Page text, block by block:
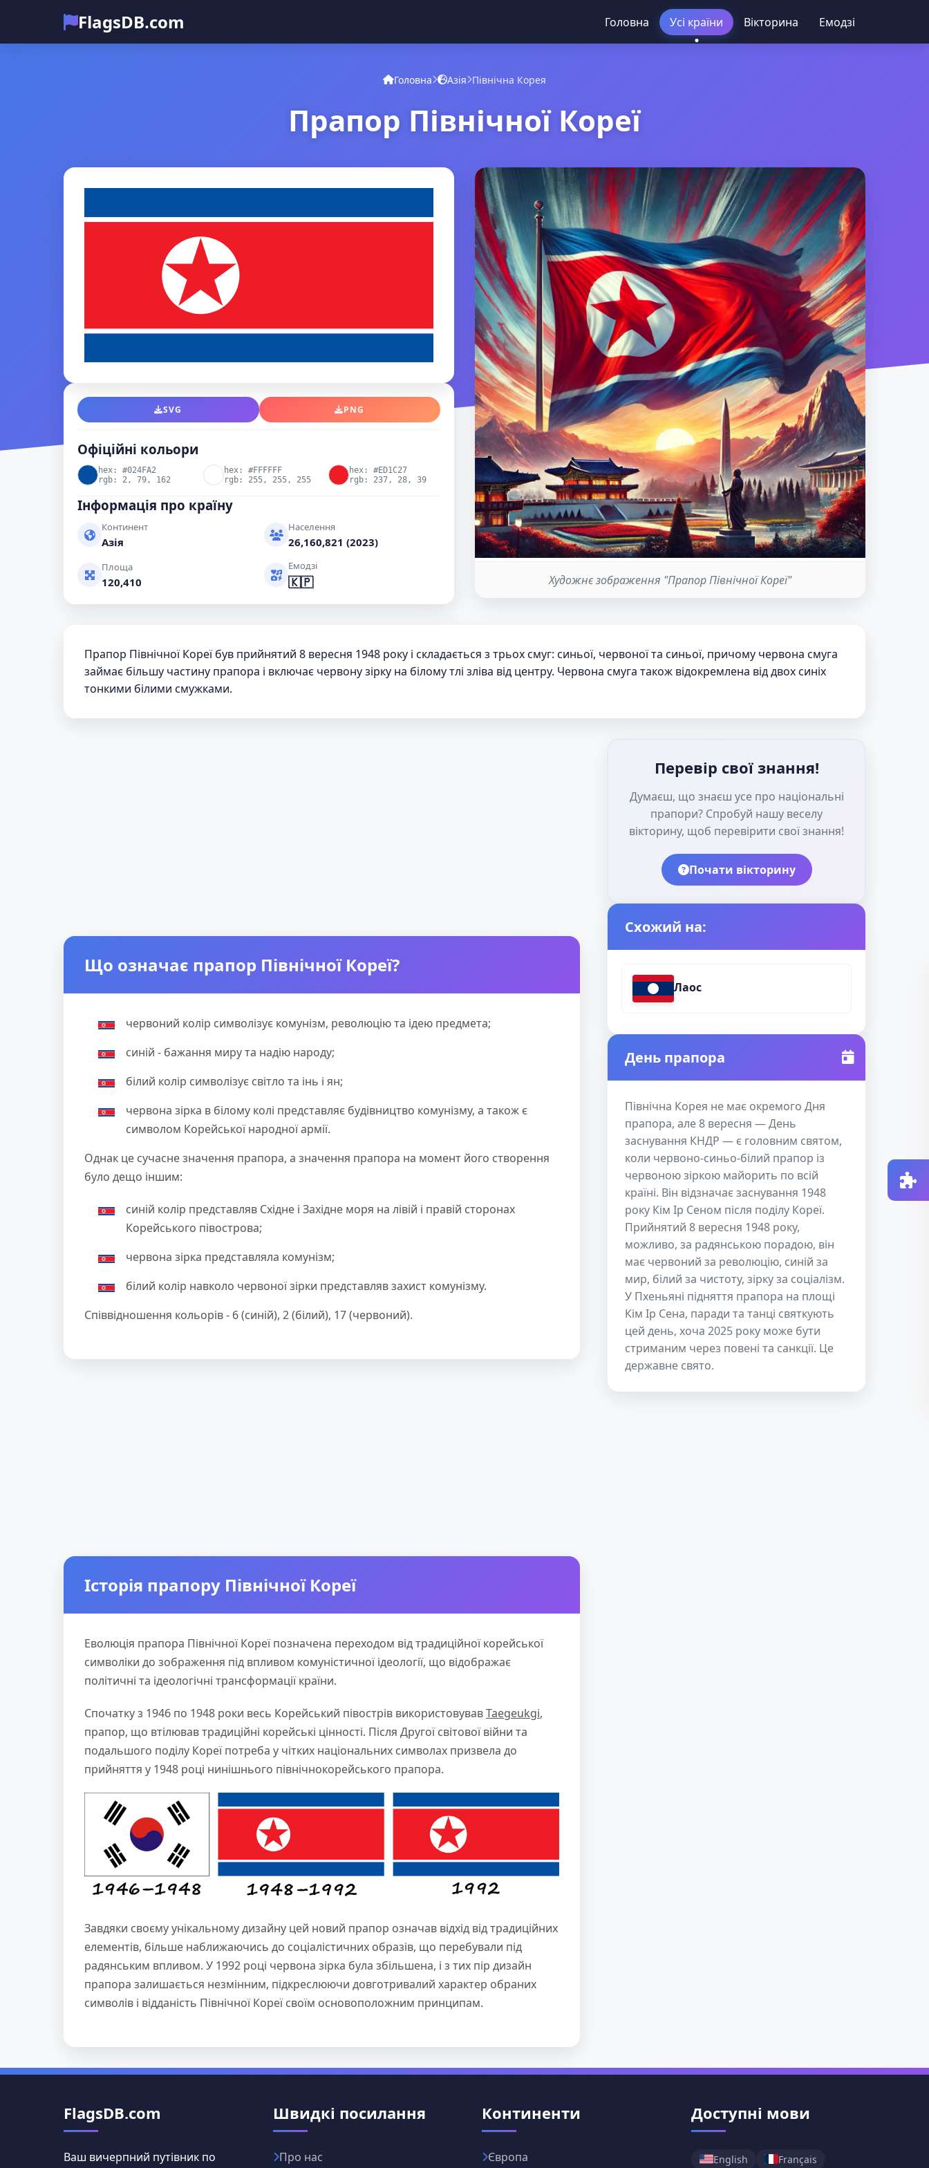
FlagsDB.com Головна Усі країни Вікторина Емодзі
Головна Азія Північна Корея
Прапор Північної Кореї
SVG PNG
Офіційні кольори
hex: #024FA2
rgb: 2, 79, 162
hex: #FFFFFF
rgb: 255, 255, 255
hex: #ED1C27
rgb: 237, 28, 39
Інформація про країну
Континент
Азія
Населення
26,160,821 (2023)
Площа
120,410
Емодзі
🇰🇵 Художнє зображення "Прапор Північної Кореї"
Прапор Північної Кореї був прийнятий 8 вересня 1948 року і складається з трьох смуг: синьої, червоної та синьої, причому червона смуга
займає більшу частину прапора і включає червону зірку на білому тлі зліва від центру. Червона смуга також відокремлена від двох синіх
тонкими білими смужками.
Що означає прапор Північної Кореї?
червоний колір символізує комунізм, революцію та ідею предмета;
синій - бажання миру та надію народу;
білий колір символізує світло та інь і ян;
червона зірка в білому колі представляє будівництво комунізму, а також є
символом Корейської народної армії.
Однак це сучасне значення прапора, а значення прапора на момент його створення
було дещо іншим:
синій колір представляв Східне і Західне моря на лівій і правій сторонах
Корейського півострова;
червона зірка представляла комунізм;
білий колір навколо червоної зірки представляв захист комунізму.
Співвідношення кольорів - 6 (синій), 2 (білий), 17 (червоний).
Історія прапору Північної Кореї
Еволюція прапора Північної Кореї позначена переходом від традиційної корейської
символіки до зображення під впливом комуністичної ідеології, що відображає
політичні та ідеологічні трансформації країни.
Спочатку з 1946 по 1948 роки весь Корейський півострів використовувавTaegeukgi,
прапор, що втілював традиційні корейські цінності. Після Другої світової війни та
подальшого поділу Кореї потреба у чітких національних символах призвела до
прийняття у 1948 році нинішнього північнокорейського прапора.
Завдяки своєму унікальному дизайну цей новий прапор означав відхід від традиційних
елементів, більше наближаючись до соціалістичних образів, що перебували під
радянським впливом. У 1992 році червона зірка була збільшена, і з тих пір дизайн
прапора залишається незмінним, підкреслюючи довготривалий характер обраних
символів і відданість Північної Кореї своїм основоположним принципам.
Перевір свої знання!
Думаєш, що знаєш усе про національні
прапори? Спробуй нашу веселу
вікторину, щоб перевірити свої знання!
Почати вікторину
Схожий на:
Лаос
День прапора
Північна Корея не має окремого Дня
прапора, але 8 вересня — День
заснування КНДР — є головним святом,
коли червоно-синьо-білий прапор із
червоною зіркою майорить по всій
країні. Він відзначає заснування 1948
року Кім Ір Сеном після поділу Кореї.
Прийнятий 8 вересня 1948 року,
можливо, за радянською порадою, він
має червоний за революцію, синій за
мир, білий за чистоту, зірку за соціалізм.
У Пхеньяні підняття прапора на площі
Кім Ір Сена, паради та танці святкують
цей день, хоча 2025 року може бути
стриманим через повені та санкції. Це
державне свято.
FlagsDB.com
Ваш вичерпний путівник по
Швидкі посилання
Про нас
Континенти
Європа
Доступні мови
English Français